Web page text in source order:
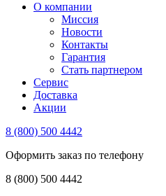
О компании
Миссия
Новости
Контакты
Гарантия
Стать партнером
Сервис
Доставка
Акции
8 (800) 500 4442
Оформить заказ по телефону
8 (800) 500 4442